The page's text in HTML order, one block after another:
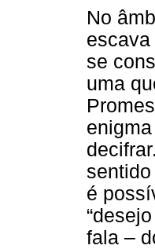
No
se
uma
é
fala –